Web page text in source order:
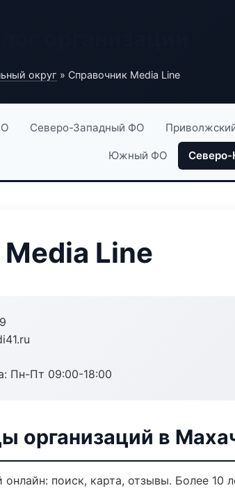
округ » Справочник Media Line
Северо-Западный ФО
Южный ФО Северо-
Line
Пн-Пт 09:00-18:00
организаций в
поиск, карта, отзывы. Более 10